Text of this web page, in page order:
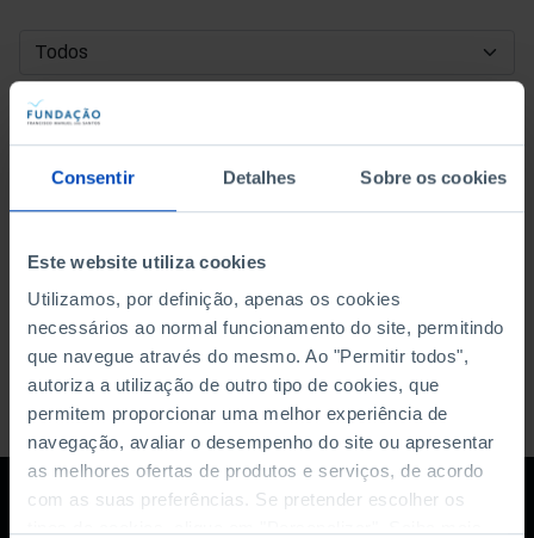
Consentir Detalhes Sobre os cookies
Este website utiliza cookies
Utilizamos, por definição, apenas os cookies
necessários ao normal funcionamento do site, permitindo
que navegue através do mesmo. Ao "Permitir todos",
autoriza a utilização de outro tipo de cookies, que
permitem proporcionar uma melhor experiência de
navegação, avaliar o desempenho do site ou apresentar
as melhores ofertas de produtos e serviços, de acordo
com as suas preferências. Se pretender escolher os
DATA DE INÍCIO
DATA DE FIM